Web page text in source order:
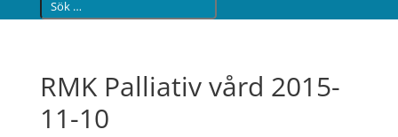
RMK Palliativ vård 2015-
11-10